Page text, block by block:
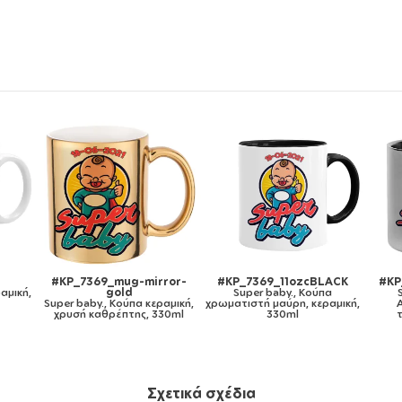
#KP_7369_metaldouble
Super baby., Κούπα
Ανοξείδωτη διπλού
τοιχώματος 300ml
#KP_7369_gymbag-bb-
white
Super baby., Τσάντα πλάτης
πουγκί GYMBAG λευκή, με
Σχετικά σχέδια